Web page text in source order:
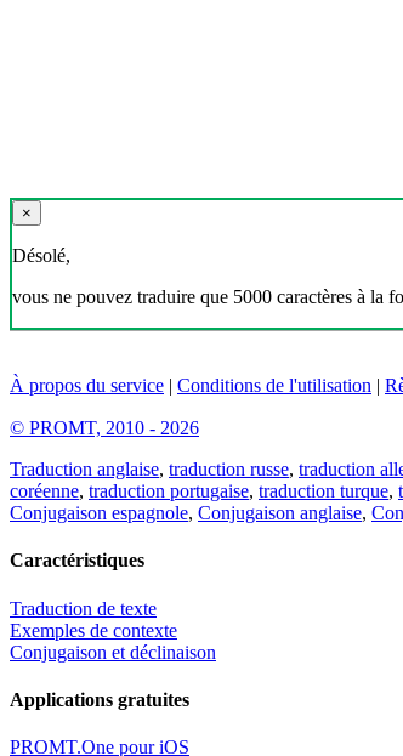
×
Désolé,
vous ne pouvez traduire que 5000 caractères à la
À propos du service | Conditions de l'utilisation |
© PROMT, 2010 - 2026
Traduction anglaise, traduction russe, traduction
coréenne, traduction portugaise, traduction turque,
Conjugaison espagnole, Conjugaison anglaise,
Caractéristiques
Traduction de texte
Exemples de contexte
Conjugaison et déclinaison
Applications gratuites
PROMT.One pour iOS